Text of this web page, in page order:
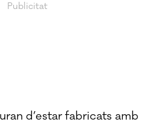
d’estar fabricats amb